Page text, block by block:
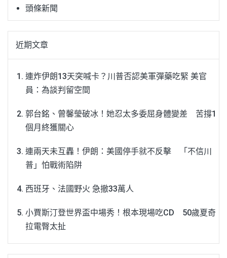
頭條新聞
近期文章
連炸伊朗13天突喊卡？川普否認美軍彈藥吃緊 美官
員：為談判留空間
郭台銘、曾馨瑩破冰！她忍太多委屈身體變差 苦撐1
個月終獲關心
連兩天未互轟！伊朗：美國停手就不反擊 「不信川
普」怕戰術陷阱
西班牙、法國野火 急撤33萬人
小賈斯汀登世界盃中場秀！根本現場吃CD 50歲夏奇
拉電臀太扯